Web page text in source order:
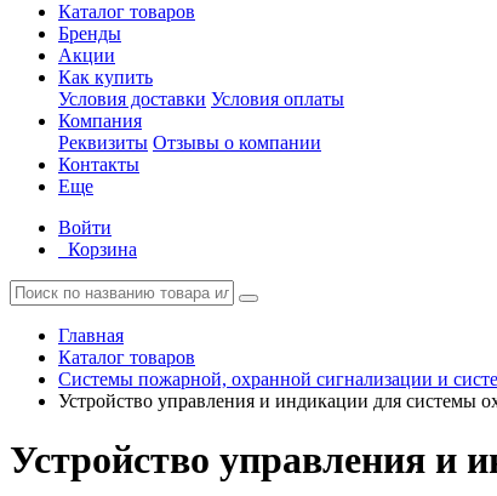
Каталог товаров
Бренды
Акции
Как купить
Условия доставки Условия оплаты
Компания
Реквизиты Отзывы о компании
Контакты
Еще
Войти
Корзина
Главная
Каталог товаров
Системы пожарной, охранной сигнализации и
Устройство управления и индикации для системы
Устройство управления и